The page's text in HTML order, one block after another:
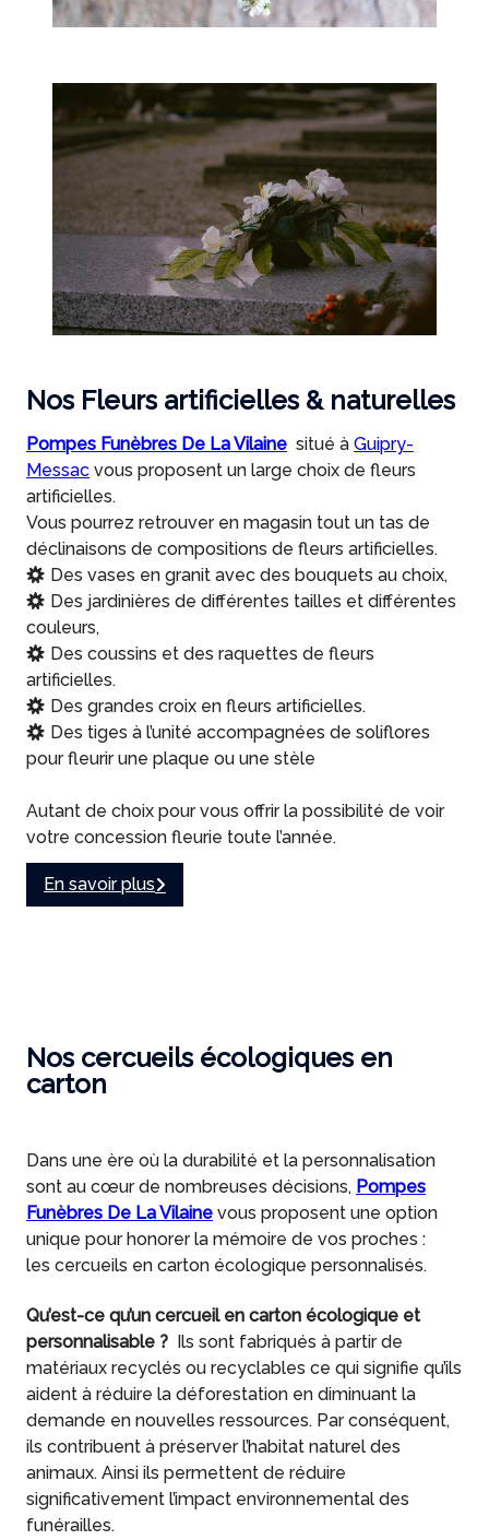
Nos Fleurs artificielles & naturelles
Pompes Funèbres De La Vilaine situé à Guipry-
Messac vous proposent un large choix de fleurs
artificielles.
Vous pourrez retrouver en magasin tout un tas de
déclinaisons de compositions de fleurs artificielles.
Des vases en granit avec des bouquets au choix,
Des jardinières de différentes tailles et différentes
couleurs,
Des coussins et des raquettes de fleurs
artificielles.
Des grandes croix en fleurs artificielles.
Des tiges à l’unité accompagnées de soliflores
pour fleurir une plaque ou une stèle
Autant de choix pour vous offrir la possibilité de voir
votre concession fleurie toute l’année.
En savoir plus
Nos cercueils écologiques en
carton
Dans une ère où la durabilité et la personnalisation
sont au cœur de nombreuses décisions, Pompes
Funèbres De La Vilaine vous proposent une option
unique pour honorer la mémoire de vos proches :
les cercueils en carton écologique personnalisés.
Qu’est-ce qu’un cercueil en carton écologique et
personnalisable ? Ils sont fabriqués à partir de
matériaux recyclés ou recyclables ce qui signifie qu’ils
aident à réduire la déforestation en diminuant la
demande en nouvelles ressources. Par conséquent,
ils contribuent à préserver l’habitat naturel des
animaux. Ainsi ils permettent de réduire
significativement l’impact environnemental des
funérailles.